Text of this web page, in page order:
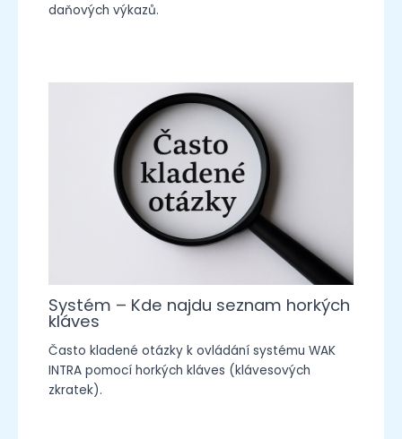
daňových výkazů.
Systém – Kde najdu seznam horkých
kláves
Často kladené otázky k ovládání systému WAK
INTRA pomocí horkých kláves (klávesových
zkratek).